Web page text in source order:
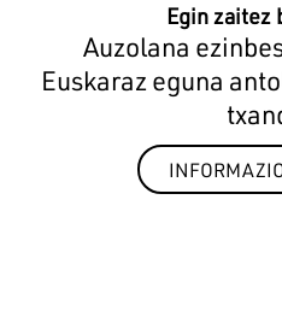
Egin zaitez
Auzolana
Euskaraz eguna